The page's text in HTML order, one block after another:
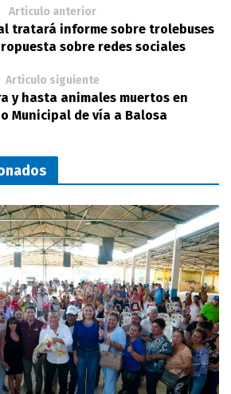
Artículo anterior
tratará informe sobre trolebuses
sobre redes sociales
Artículo siguiente
y hasta animales muertos en
Municipal de vía a Balosa